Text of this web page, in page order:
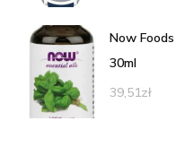
Now
30ml
39,51zł